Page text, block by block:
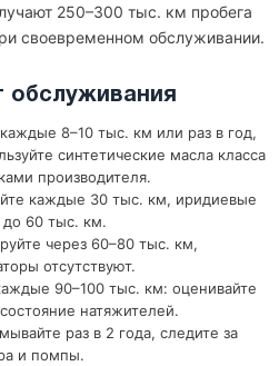
250–300 тыс. км пробега
своевременном обслуживании.
обслуживания
8–10 тыс. км или раз в год,
синтетические масла класса
производителя.
каждые 30 тыс. км, иридиевые
60 тыс. км.
через 60–80 тыс. км,
отсутствуют.
90–100 тыс. км: оценивайте
натяжителей.
раз в 2 года, следите за
и помпы.